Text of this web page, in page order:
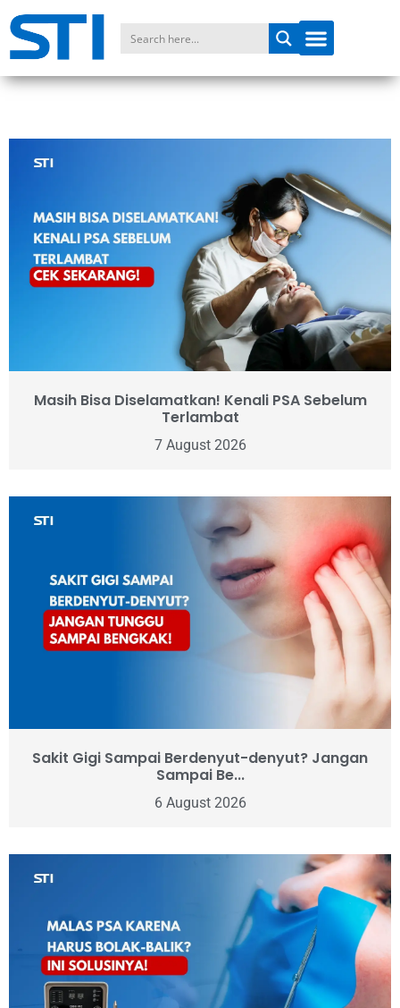
Masih Bisa Diselamatkan! Kenali PSA Sebelum
Terlambat
7 August 2026
Sakit Gigi Sampai Berdenyut-denyut? Jangan
Sampai Be...
6 August 2026